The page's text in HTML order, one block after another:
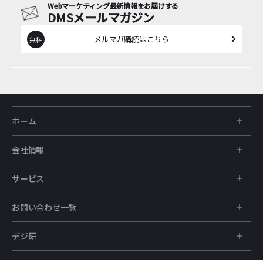
Webマーケティング最新情報をお届けする
DMSメールマガジン
メルマガ購読はこちら
ホーム
会社情報
サービス
お問い合わせ一覧
デジ研